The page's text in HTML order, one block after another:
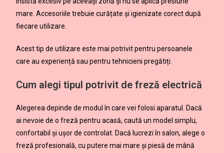
mare. Accesoriile trebuie curățate și igienizate corect după
fiecare utilizare.
Acest tip de utilizare este mai potrivit pentru persoanele
care au experiență sau pentru tehnicieni pregătiți.
Cum alegi tipul potrivit de freză electrică
Alegerea depinde de modul în care vei folosi aparatul. Dacă
ai nevoie de o freză pentru acasă, caută un model simplu,
confortabil și ușor de controlat. Dacă lucrezi în salon, alege o
freză profesională, cu putere mai mare și piesă de mână